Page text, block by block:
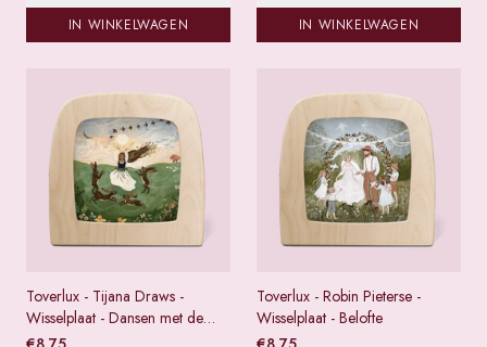
IN WINKELWAGEN IN WINKELWAGEN
Toverlux - Tijana Draws -
Wisselplaat - Dansen met de
hazen
Toverlux - Robin Pieterse -
Wisselplaat - Belofte